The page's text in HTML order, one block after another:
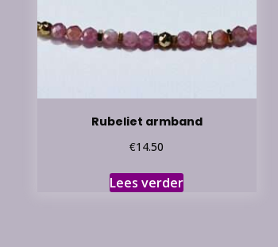
Rubeliet armband
€14.50
Lees verder